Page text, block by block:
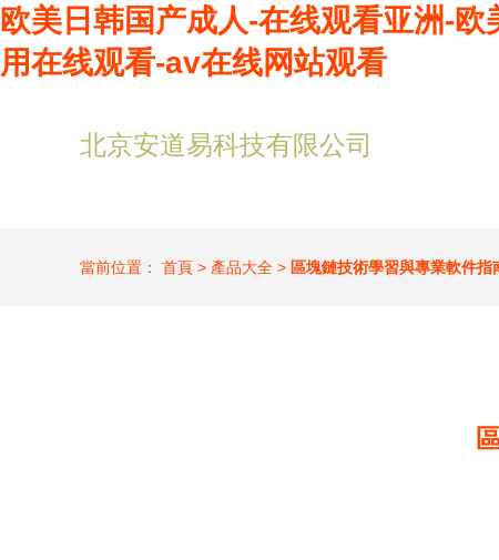
欧美日韩国产成人-在线观看亚洲-
用在线观看-av在线网站观看
北京安道易科技有限公司
當前位置： 首頁 > 產品大全 > 區塊鏈技術學習與專業軟件指